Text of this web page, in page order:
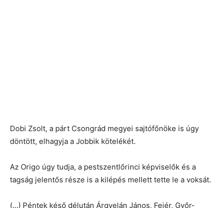
Dobi Zsolt, a párt Csongrád megyei sajtófőnöke is úgy
döntött, elhagyja a Jobbik kötelékét.
Az Origo úgy tudja, a pestszentlőrinci képviselők és a
tagság jelentős része is a kilépés mellett tette le a voksát.
(…) Péntek késő délután Árgyelán János, Fejér, Győr-